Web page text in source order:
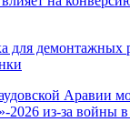
для демонтажных
Аравии
2026 из-за войны в